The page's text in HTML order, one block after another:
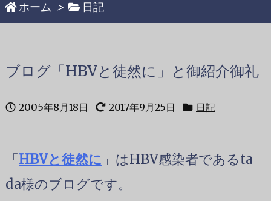
ホーム > 日記
ブログ「HBVと徒然に」と御紹介御礼
2005年8月18日 2017年9月25日 日記
「 HBVと徒然に 」はHBV感染者であるta
da様のブログです。